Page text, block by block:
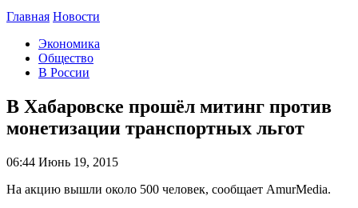
Главная Новости
Экономика
Общество
В России
В Хабаровске прошёл митинг против
монетизации транспортных льгот
06:44 Июнь 19, 2015
На акцию вышли около 500 человек, сообщает AmurMedia.